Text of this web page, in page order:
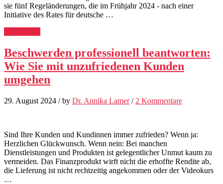
sie fünf Regeländerungen, die im Frühjahr 2024 - nach einer
Initiative des Rates für deutsche …
Beschwerden professionell beantworten:
Wie Sie mit unzufriedenen Kunden
umgehen
29. August 2024 / by Dr. Annika Lamer / 2 Kommentare
Sind Ihre Kunden und Kundinnen immer zufrieden? Wenn ja:
Herzlichen Glückwunsch. Wenn nein: Bei manchen
Dienstleistungen und Produkten ist gelegentlicher Unmut kaum zu
vermeiden. Das Finanzprodukt wirft nicht die erhoffte Rendite ab,
die Lieferung ist nicht rechtzeitig angekommen oder der Videokurs
…